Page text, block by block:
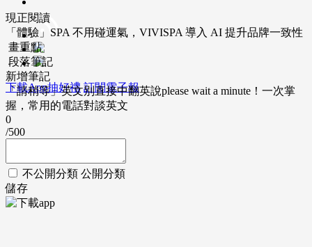
下載App抽好禮 訂閱電子報
現正閱讀
「體驗」SPA 不用碰運氣，VIVISPA 導入 AI 提升品牌一致性
畫重點
段落筆記
新增筆記
「請稍等」英文別直接中翻英說please wait a minute！一次掌
握，常用的電話對談英文
0
/500
不公開分類 公開分類
儲存